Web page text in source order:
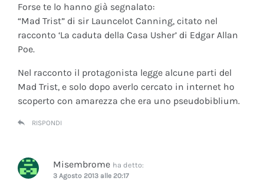
Forse te lo hanno già segnalato:
“Mad Trist” di sir Launcelot Canning, citato nel
racconto ‘La caduta della Casa Usher’ di Edgar Allan
Poe.
Nel racconto il protagonista legge alcune parti del
Mad Trist, e solo dopo averlo cercato in internet ho
scoperto con amarezza che era uno pseudobiblium.
RISPONDI
Misembrome ha detto:
3 Agosto 2013 alle 20:17